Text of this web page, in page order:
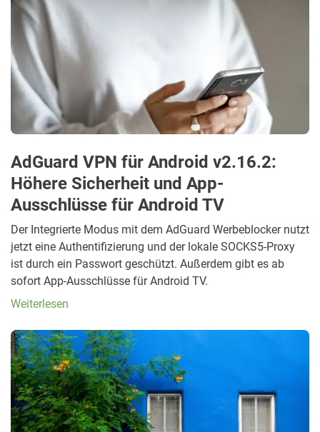
AdGuard VPN für Android v2.16.2:
Höhere Sicherheit und App-
Ausschlüsse für Android TV
Der Integrierte Modus mit dem AdGuard Werbeblocker nutzt
jetzt eine Authentifizierung und der lokale SOCKS5-Proxy
ist durch ein Passwort geschützt. Außerdem gibt es ab
sofort App-Ausschlüsse für Android TV.
Weiterlesen